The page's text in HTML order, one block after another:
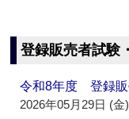
登録販売者試験
令和8年度 登録
2026年05月29日 (金)